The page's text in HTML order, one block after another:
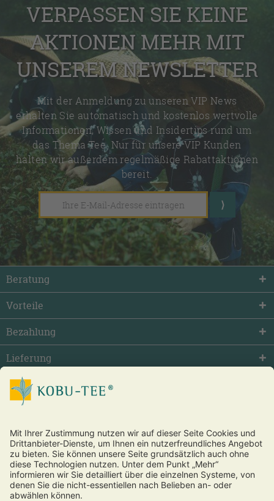
VERPASSEN SIE KEINE
AKTIONEN MEHR MIT
UNSEREM NEWSLETTER
Mit der Anmeldung zu unseren VIP News
erhalten Sie automatisch und kostenlos wertvolle
Informationen, Wissen und Insidertips rund um
das Thema Tee. Nur für unsere VIP Kunden
halten wir außerdem regelmäßige Rabattaktionen
bereit.
Beratung
Vorteile
Bezahlung
Lieferung
facebook twitter youtube
Vertrag widerrufen